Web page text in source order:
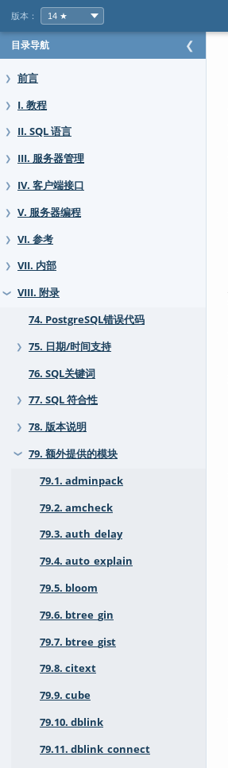
版本：
目录导航 ❮
❯ 前言
❯ I. 教程
❯ II. SQL 语言
❯ III. 服务器管理
❯ IV. 客户端接口
❯ V. 服务器编程
❯ VI. 参考
❯ VII. 内部
❯
VIII. 附录
74. PostgreSQL错误代码
❯
75. 日期/时间支持
76. SQL关键词
❯ 77. SQL 符合性
❯ 78. 版本说明
❯
79. 额外提供的模块
79.1. adminpack
79.2. amcheck
79.3. auth_delay
79.4. auto_explain
79.5. bloom
79.6. btree_gin
79.7. btree_gist
79.8. citext
79.9. cube
79.10. dblink
79.11. dblink_connect